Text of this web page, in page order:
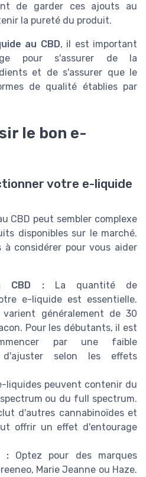
de garder ces ajouts au
la pureté du produit.
au CBD, il est important
pour s'assurer de la
et de s'assurer que le
de qualité établies par
le bon e-
votre e-liquide
CBD peut sembler complexe
disponibles sur le marché.
à considérer pour vous aider
CBD :La quantité de
e-liquide est essentielle.
généralement de 30
Pour les débutants, il est
par une faible
selon les effets
liquides peuvent contenir du
ou du full spectrum.
d'autres cannabinoïdes et
offrir un effet d'entourage
:Optez pour des marques
Marie Jeanne ou Haze.